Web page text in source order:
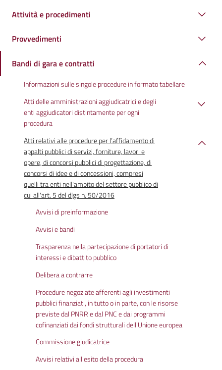
Attività e procedimenti
Provvedimenti
Bandi di gara e contratti
Informazioni sulle singole procedure in formato tabellare
Atti delle amministrazioni aggiudicatrici e degli
enti aggiudicatori distintamente per ogni
procedura
Atti relativi alle procedure per l’affidamento di
appalti pubblici di servizi, forniture, lavori e
opere, di concorsi pubblici di progettazione, di
concorsi di idee e di concessioni, compresi
quelli tra enti nell'ambito del settore pubblico di
cui all'art. 5 del dlgs n. 50/2016
Avvisi di preinformazione
Avvisi e bandi
Trasparenza nella partecipazione di portatori di
interessi e dibattito pubblico
Delibera a contrarre
Procedure negoziate afferenti agli investimenti
pubblici finanziati, in tutto o in parte, con le risorse
previste dal PNRR e dal PNC e dai programmi
cofinanziati dai fondi strutturali dell'Unione europea
Commissione giudicatrice
Avvisi relativi all'esito della procedura